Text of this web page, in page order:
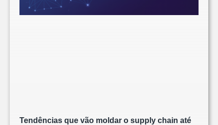
Tendências que vão moldar o supply chain até